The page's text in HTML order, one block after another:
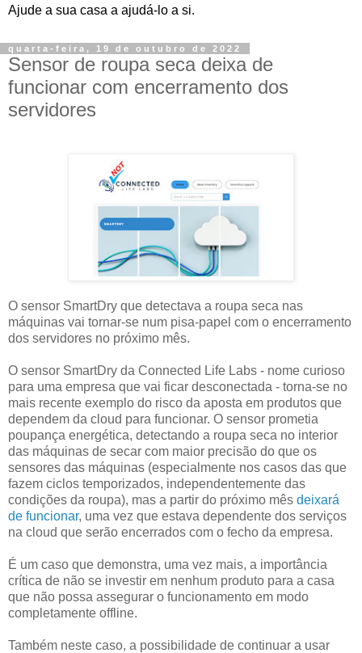
Ajude a sua casa a ajudá-lo a si.
quarta-feira, 19 de outubro de 2022
Sensor de roupa seca deixa de
funcionar com encerramento dos
servidores
O sensor SmartDry que detectava a roupa seca nas
máquinas vai tornar-se num pisa-papel com o encerramento
dos servidores no próximo mês.
O sensor SmartDry da Connected Life Labs - nome curioso
para uma empresa que vai ficar desconectada - torna-se no
mais recente exemplo do risco da aposta em produtos que
dependem da cloud para funcionar. O sensor prometia
poupança energética, detectando a roupa seca no interior
das máquinas de secar com maior precisão do que os
sensores das máquinas (especialmente nos casos das que
fazem ciclos temporizados, independentemente das
condições da roupa), mas a partir do próximo mês deixará
de funcionar, uma vez que estava dependente dos serviços
na cloud que serão encerrados com o fecho da empresa.
É um caso que demonstra, uma vez mais, a importância
crítica de não se investir em nenhum produto para a casa
que não possa assegurar o funcionamento em modo
completamente offline.
Também neste caso, a possibilidade de continuar a usar